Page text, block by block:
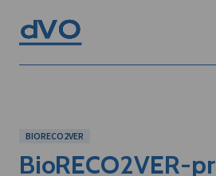
BIORECO2VER
BioRECO2VER-